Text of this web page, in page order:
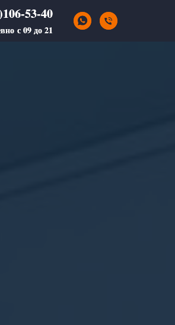
53-40
с 09 до 21
53-40
с 09 до 21